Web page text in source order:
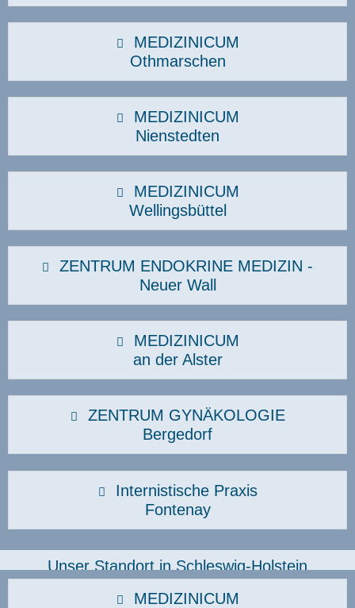
MEDIZINICUM
Othmarschen
MEDIZINICUM
Nienstedten
MEDIZINICUM
Wellingsbüttel
ZENTRUM ENDOKRINE MEDIZIN -
Neuer Wall
MEDIZINICUM
an der Alster
ZENTRUM GYNÄKOLOGIE
Bergedorf
Internistische Praxis
Fontenay
Unser Standort in Schleswig-Holstein
MEDIZINICUM